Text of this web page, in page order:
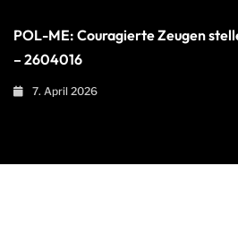
POL-ME: Couragierte Zeugen
– 2604016
7. April 2026